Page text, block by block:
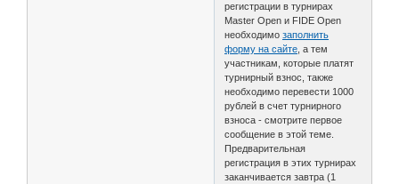
регистрации в турнирах
Master Open и FIDE Open
необходимозаполнить
форму на сайте, а тем
участникам, которые платят
турнирный взнос, также
необходимо перевести 1000
рублей в счет турнирного
взноса - смотрите первое
сообщение в этой теме.
Предварительная
регистрация в этих турнирах
заканчивается завтра (1